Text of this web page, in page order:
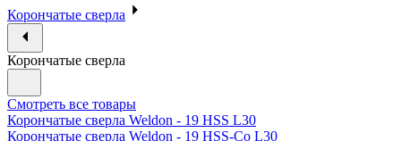
Корончатые сверла
Корончатые сверла
Смотреть все товары
Корончатые сверла Weldon - 19 HSS L30
Корончатые сверла Weldon - 19 HSS-Co L30